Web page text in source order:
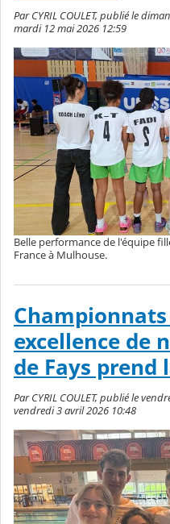
Par CYRIL COULET, publié le
mardi 12 mai 2026 12:59
Belle performance de l'équipe
France à Mulhouse.
excellence de
de Fays prend
Par CYRIL COULET, publié le
vendredi 3 avril 2026 10:48